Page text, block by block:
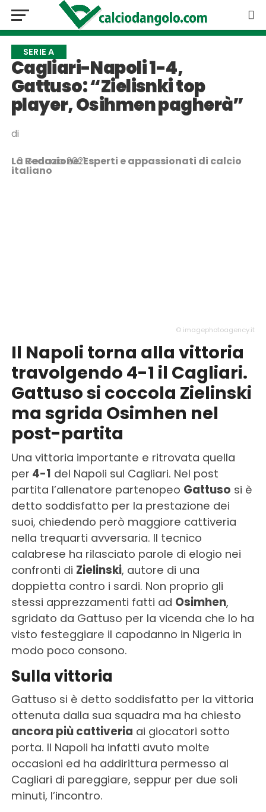
SERIE A
Cagliari-Napoli 1-4,
Gattuso: “Zielisnki top
player, Osihmen pagherà”
di
La Redazione: Esperti e appassionati di calcio
italiano
3 Gennaio 2021
© imagephotoagency.it
Il Napoli torna alla vittoria
travolgendo 4-1 il Cagliari.
Gattuso si coccola Zielinski
ma sgrida Osimhen nel
post-partita
Una vittoria importante e ritrovata quella
per 4-1 del Napoli sul Cagliari. Nel post
partita l’allenatore partenopeo Gattuso si è
detto soddisfatto per la prestazione dei
suoi, chiedendo però maggiore cattiveria
nella trequarti avversaria. Il tecnico
calabrese ha rilasciato parole di elogio nei
confronti di Zielinski, autore di una
doppietta contro i sardi. Non proprio gli
stessi apprezzamenti fatti ad Osimhen,
sgridato da Gattuso per la vicenda che lo ha
visto festeggiare il capodanno in Nigeria in
modo poco consono.
Sulla vittoria
Gattuso si è detto soddisfatto per la vittoria
ottenuta dalla sua squadra ma ha chiesto
ancora più cattiveria ai giocatori sotto
porta. Il Napoli ha infatti avuto molte
occasioni ed ha addirittura permesso al
Cagliari di pareggiare, seppur per due soli
minuti, l’incontro.